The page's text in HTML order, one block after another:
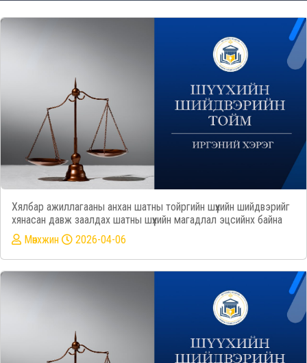
Хялбар ажиллагааны анхан шатны тойргийн шүүхийн шийдвэрийг
хянасан давж заалдах шатны шүүхийн магадлал эцсийнх байна
Mөнхжин
2026-04-06